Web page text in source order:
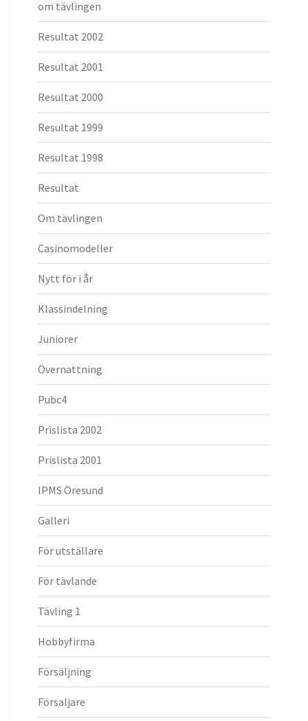
om tävlingen
Resultat 2002
Resultat 2001
Resultat 2000
Resultat 1999
Resultat 1998
Resultat
Om tävlingen
Casinomodeller
Nytt för i år
Klassindelning
Juniorer
Övernattning
Pubc4
Prislista 2002
Prislista 2001
IPMS Öresund
Galleri
För utställare
För tävlande
Tävling 1
Hobbyfirma
Försäljning
Försaljare